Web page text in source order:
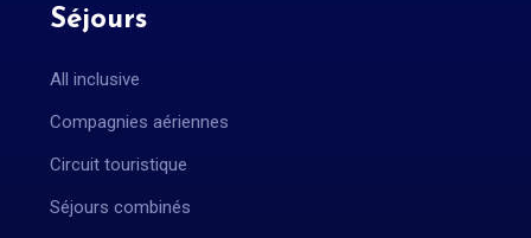
Séjours
All inclusive
Compagnies aériennes
Circuit touristique
Séjours combinés